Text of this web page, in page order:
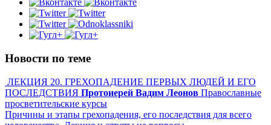
Новости по теме
ЛЕКЦИЯ 20. ГРЕХОПАДЕНИЕ ПЕРВЫХ ЛЮДЕЙ И ЕГО
ПОСЛЕДСТВИЯ Протоиерей Вадим Леонов Православные
просветительские курсы
Причины и этапы грехопадения, его последствия для всего